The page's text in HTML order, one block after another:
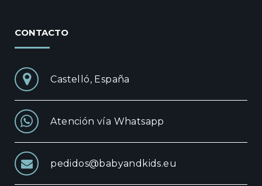
CONTACTO
Castelló, España
Atención vía Whatsapp
pedidos@babyandkids.eu